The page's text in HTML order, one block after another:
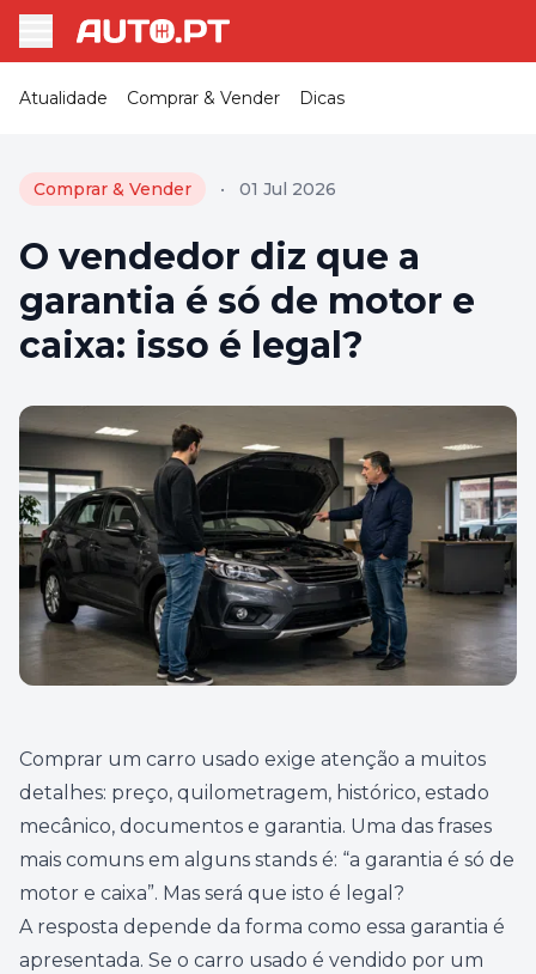
Atualidade Comprar & Vender Dicas
Comprar & Vender • 01 Jul 2026
O vendedor diz que a
garantia é só de motor e
caixa: isso é legal?
Comprar um carro usado exige atenção a muitos
detalhes: preço, quilometragem, histórico, estado
mecânico, documentos e garantia. Uma das frases
mais comuns em alguns stands é: “a garantia é só de
motor e caixa”. Mas será que isto é legal?
A resposta depende da forma como essa garantia é
apresentada. Se o carro usado é vendido por um